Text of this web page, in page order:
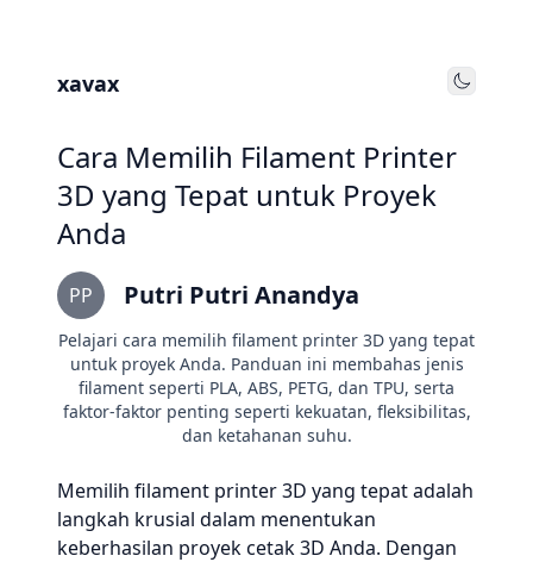
xavax Toggle
Cara Memilih Filament Printer
3D yang Tepat untuk Proyek
Anda
PP Putri Putri Anandya
Pelajari cara memilih filament printer 3D yang tepat
untuk proyek Anda. Panduan ini membahas jenis
filament seperti PLA, ABS, PETG, dan TPU, serta
faktor-faktor penting seperti kekuatan, fleksibilitas,
dan ketahanan suhu.
Memilih filament printer 3D yang tepat adalah
langkah krusial dalam menentukan
keberhasilan proyek cetak 3D Anda. Dengan